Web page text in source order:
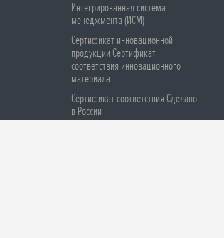
Интегрированная система
менеджмента (ИСМ)
Сертификат инновационной
продукции Сертификат
соответствия инновационного
материала
Сертификат соответствия Сделано
в России